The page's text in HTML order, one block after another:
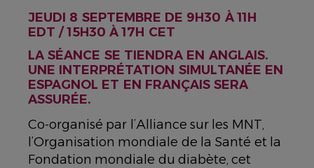
JEUDI 8 SEPTEMBRE DE 9H30 À 11H
EDT / 15H30 À 17H CET
LA SÉANCE SE TIENDRA EN ANGLAIS.
UNE INTERPRÉTATION SIMULTANÉE EN
ESPAGNOL ET EN FRANÇAIS SERA
ASSURÉE.
Co-organisé par l’Alliance sur les MNT,
l’Organisation mondiale de la Santé et la
Fondation mondiale du diabète, cet